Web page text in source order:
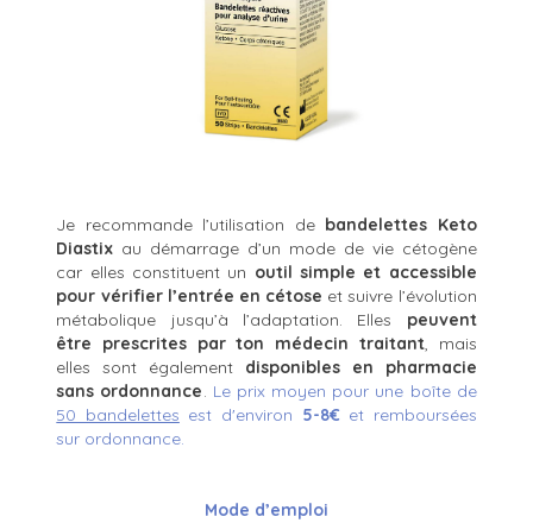
Je recommande l’utilisation de bandelettes Keto
Diastix au démarrage d’un mode de vie cétogène
car elles constituent un outil simple et accessible
pour vérifier l’entrée en cétose et suivre l’évolution
métabolique jusqu’à l’adaptation. Elles peuvent
être prescrites par ton médecin traitant, mais
elles sont également disponibles en pharmacie
sans ordonnance. Le prix moyen pour une boîte de
50 bandelettes est d'environ 5-8€ et remboursées
sur ordonnance.
Mode d’emploi